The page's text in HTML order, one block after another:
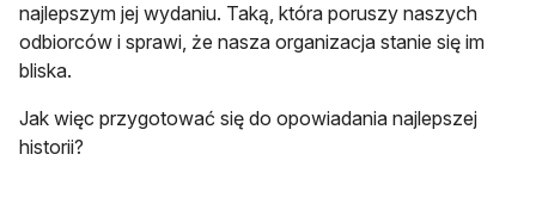
najlepszym jej wydaniu. Taką, która poruszy naszych
odbiorców i sprawi, że nasza organizacja stanie się im
bliska.
Jak więc przygotować się do opowiadania najlepszej
historii?